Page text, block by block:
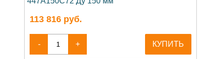
113 816 руб.
- + КУПИТЬ